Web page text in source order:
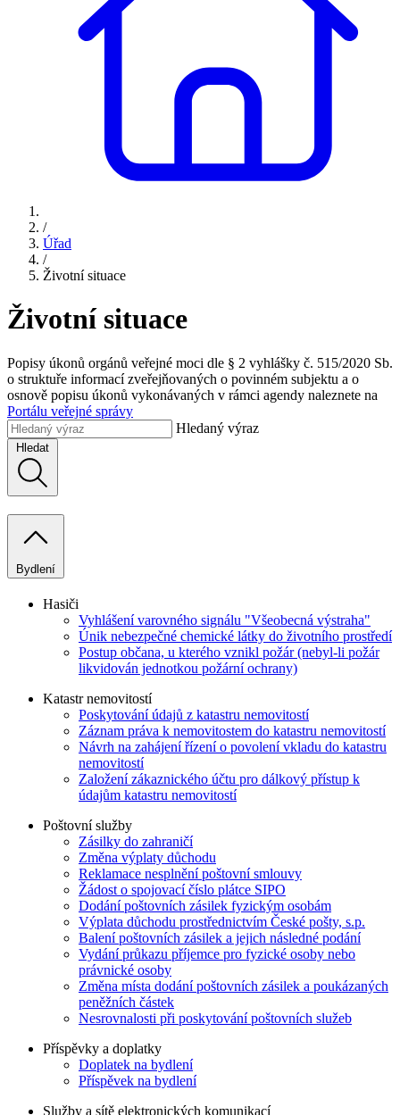
/
Úřad
/
Životní situace
Životní situace
Popisy úkonů orgánů veřejné moci dle § 2 vyhlášky č. 515/2020 Sb.
o struktuře informací zveřejňovaných o povinném subjektu a o
osnově popisu úkonů vykonávaných v rámci agendy naleznete na
Portálu veřejné správy
Hledaný výraz
Hledat
Bydlení
Hasiči
Vyhlášení varovného signálu "Všeobecná výstraha"
Únik nebezpečné chemické látky do životního prostředí
Postup občana, u kterého vznikl požár (nebyl-li požár
likvidován jednotkou požární ochrany)
Katastr nemovitostí
Poskytování údajů z katastru nemovitostí
Záznam práva k nemovitostem do katastru nemovitostí
Návrh na zahájení řízení o povolení vkladu do katastru
nemovitostí
Založení zákaznického účtu pro dálkový přístup k
údajům katastru nemovitostí
Poštovní služby
Zásilky do zahraničí
Změna výplaty důchodu
Reklamace nesplnění poštovní smlouvy
Žádost o spojovací číslo plátce SIPO
Dodání poštovních zásilek fyzickým osobám
Výplata důchodu prostřednictvím České pošty, s.p.
Balení poštovních zásilek a jejich následné podání
Vydání průkazu příjemce pro fyzické osoby nebo
právnické osoby
Změna místa dodání poštovních zásilek a poukázaných
peněžních částek
Nesrovnalosti při poskytování poštovních služeb
Příspěvky a doplatky
Doplatek na bydlení
Příspěvek na bydlení
Služby a sítě elektronických komunikací